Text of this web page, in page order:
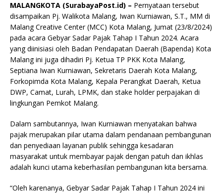
MALANGKOTA (SurabayaPost.id) – Pernyataan tersebut
disampaikan Pj. Walikota Malang, Iwan Kurniawan, S.T., MM di
Malang Creative Center (MCC) Kota Malang, Jumat (23/8/2024)
pada acara Gebyar Sadar Pajak Tahap I Tahun 2024. Acara
yang diinisiasi oleh Badan Pendapatan Daerah (Bapenda) Kota
Malang ini juga dihadiri Pj. Ketua TP PKK Kota Malang,
Septiana Iwan Kurniawan, Sekretaris Daerah Kota Malang,
Forkopimda Kota Malang, Kepala Perangkat Daerah, Ketua
DWP, Camat, Lurah, LPMK, dan stake holder perpajakan di
lingkungan Pemkot Malang.
Dalam sambutannya, Iwan Kurniawan menyatakan bahwa
pajak merupakan pilar utama dalam pendanaan pembangunan
dan penyediaan layanan publik sehingga kesadaran
masyarakat untuk membayar pajak dengan patuh dan ikhlas
adalah kunci utama keberhasilan pembangunan kita bersama.
“Oleh karenanya, Gebyar Sadar Pajak Tahap I Tahun 2024 ini